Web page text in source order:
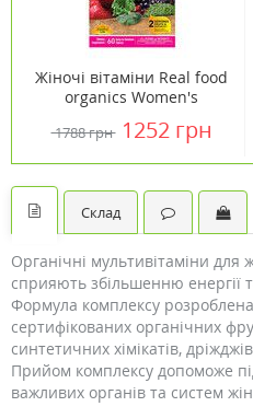
Жіночі вітаміни Real food
organics Women's
1788 грн 1252 грн
Склад
Органічні мультивітаміни для
сприяють збільшенню енергії
Формула комплексу
сертифікованих органічних
синтетичних хімікатів,
Прийом комплексу допоможе
важливих органів та систем